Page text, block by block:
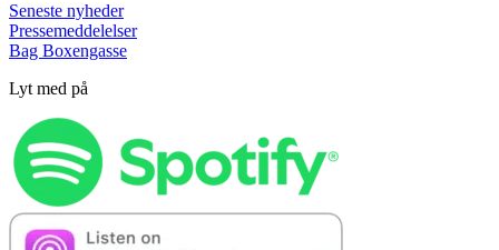
Seneste nyheder
Pressemeddelelser
Bag Boxengasse
Lyt med på